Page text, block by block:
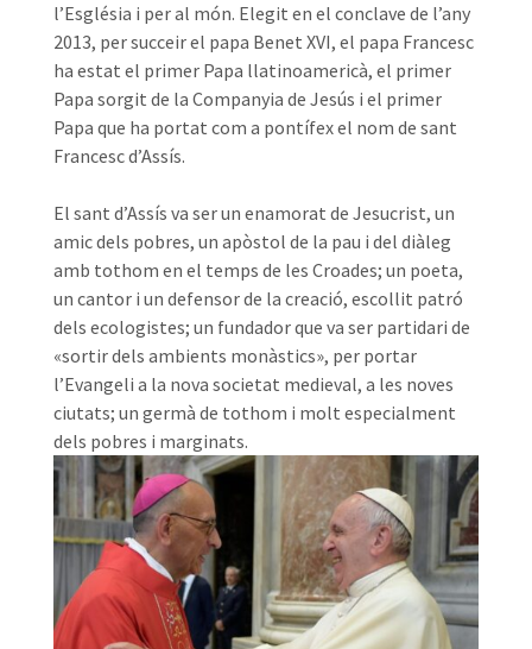
l’Església i per al món. Elegit en el conclave de l’any
2013, per succeir el papa Benet XVI, el papa Francesc
ha estat el primer Papa llatinoamericà, el primer
Papa sorgit de la Companyia de Jesús i el primer
Papa que ha portat com a pontífex el nom de sant
Francesc d’Assís.
El sant d’Assís va ser un enamorat de Jesucrist, un
amic dels pobres, un apòstol de la pau i del diàleg
amb tothom en el temps de les Croades; un poeta,
un cantor i un defensor de la creació, escollit patró
dels ecologistes; un fundador que va ser partidari de
«sortir dels ambients monàstics», per portar
l’Evangeli a la nova societat medieval, a les noves
ciutats; un germà de tothom i molt especialment
dels pobres i marginats.